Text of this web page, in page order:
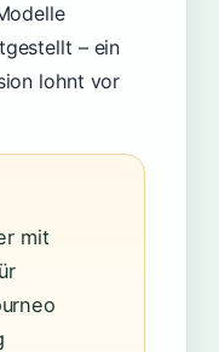
– ein
lohnt vor
mit